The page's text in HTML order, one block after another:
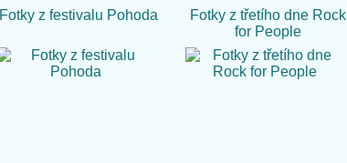
Fotky z festivalu Pohoda
Fotky z třetího dne Rock
for People